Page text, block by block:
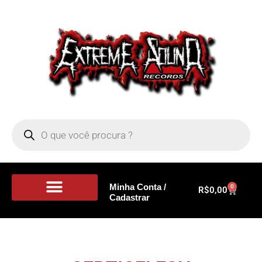
Minha Conta /
Cadastrar
R$0,00 0